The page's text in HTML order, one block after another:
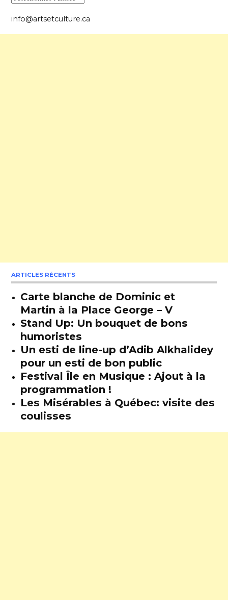
info@artsetculture.ca
ARTICLES RÉCENTS
Carte blanche de Dominic et
Martin à la Place George – V
Stand Up: Un bouquet de bons
humoristes
Un esti de line-up d’Adib Alkhalidey
pour un esti de bon public
Festival Île en Musique : Ajout à la
programmation !
Les Misérables à Québec: visite des
coulisses